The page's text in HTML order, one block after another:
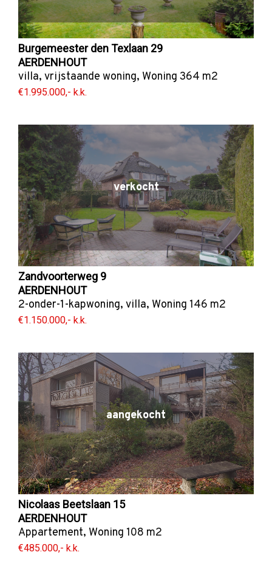
Burgemeester den Texlaan 29
AERDENHOUT
villa, vrijstaande woning, Woning 364 m2
€1.995.000,- k.k.
verkocht
Zandvoorterweg 9
AERDENHOUT
2-onder-1-kapwoning, villa, Woning 146 m2
€1.150.000,- k.k.
aangekocht
Nicolaas Beetslaan 15
AERDENHOUT
Appartement, Woning 108 m2
€485.000,- k.k.